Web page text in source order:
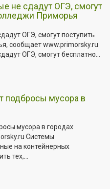
не сдадут ОГЭ, смогут
Приморья
ОГЭ, смогут поступить
сообщает www.primorsky.ru
ОГЭ, смогут бесплатно...
подбросы мусора в
мусора в городах
Системы
на контейнерных
тех,...